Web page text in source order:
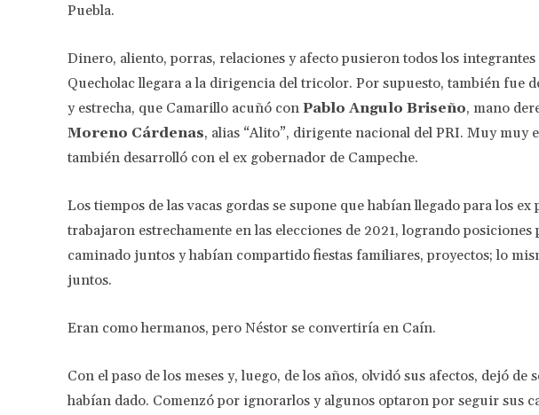
Puebla.
Dinero, aliento, porras, relaciones y afecto pusieron todos los integrantes
Quecholac llegara a la dirigencia del tricolor. Por supuesto, también fue
y estrecha, que Camarillo acuñó con Pablo Angulo Briseño, mano
Moreno Cárdenas, alias “Alito”, dirigente nacional del PRI. Muy muy
también desarrolló con el ex gobernador de Campeche.
Los tiempos de las vacas gordas se supone que habían llegado para los
trabajaron estrechamente en las elecciones de 2021, logrando
caminado juntos y habían compartido fiestas familiares, proyectos; lo
juntos.
Eran como hermanos, pero Néstor se convertiría en Caín.
Con el paso de los meses y, luego, de los años, olvidó sus afectos, dejó
habían dado. Comenzó por ignorarlos y algunos optaron por seguir sus